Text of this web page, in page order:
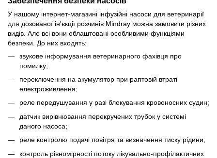
У нашому інтернет-магазині інфузійні насоси для ветеринарії
для дозованої ін'єкції розчинів Mindray можна замовити різних
видів. Але всі вони облаштовані особливими функціями
безпеки. До них входять:
звукове інформування ветеринарного фахівця про
помилку;
переключення на акумулятор при раптовій втраті
електроживлення;
реле передушування у разі блокування кровоносних судин;
датчик вирівнювання перекручених трубок у системі
даного насоса;
реле контролю подачі повітря та визначення тиску рідини;
контроль рівномірності потоку лікувально-профілактичних